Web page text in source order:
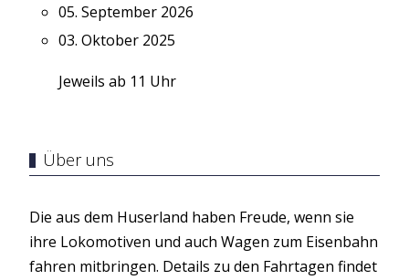
05. September 2026
03. Oktober 2025
Jeweils ab 11 Uhr
Über uns
Die aus dem Huserland haben Freude, wenn sie
ihre Lokomotiven und auch Wagen zum Eisenbahn
fahren mitbringen. Details zu den Fahrtagen findet